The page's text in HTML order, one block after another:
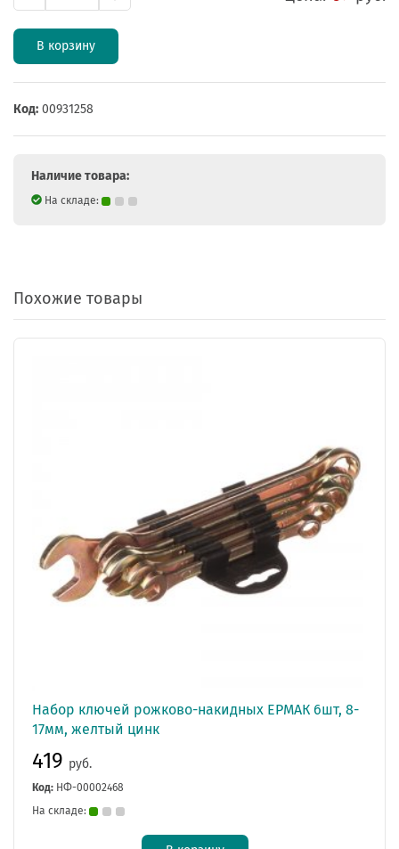
В корзину
Код: 00931258
Наличие товара:
На складе:
Похожие товары
Набор ключей рожково-накидных ЕРМАК 6шт, 8-
17мм, желтый цинк
419 руб.
Код: НФ-00002468
На складе: